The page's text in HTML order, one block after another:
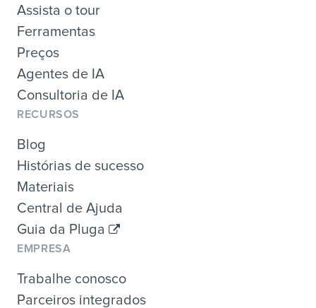
Assista o tour
Ferramentas
Preços
Agentes de IA
Consultoria de IA
RECURSOS
Blog
Histórias de sucesso
Materiais
Central de Ajuda
Guia da Pluga
EMPRESA
Trabalhe conosco
Parceiros integrados